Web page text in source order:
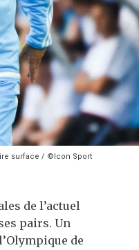
surface / ©Icon Sport
de l’actuel
pairs. Un
de